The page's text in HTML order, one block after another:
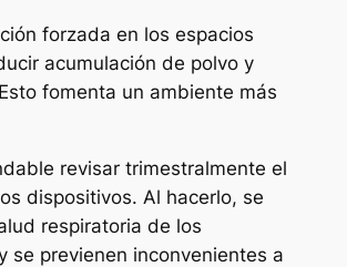
forzada en los espacios
acumulación de polvo y
fomenta un ambiente más
revisar trimestralmente el
dispositivos. Al hacerlo, se
respiratoria de los
se previenen inconvenientes a